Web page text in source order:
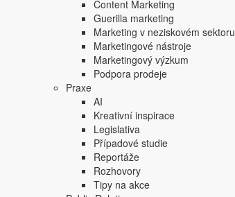
Content Marketing
Guerilla marketing
Marketing v neziskovém sektoru
Marketingové nástroje
Marketingový výzkum
Podpora prodeje
Praxe
AI
Kreativní inspirace
Legislativa
Případové studie
Reportáže
Rozhovory
Tipy na akce